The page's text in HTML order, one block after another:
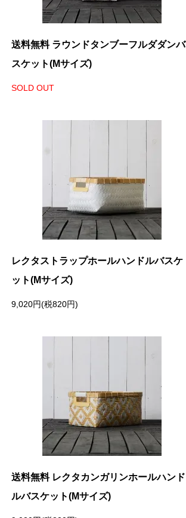
送料無料 ラウンドタンブーフルダダンバ
スケット(Mサイズ)
SOLD OUT
レクタストラップホールハンドルバスケ
ット(Mサイズ)
9,020円(税820円)
送料無料 レクタカンガリンホールハンド
ルバスケット(Mサイズ)